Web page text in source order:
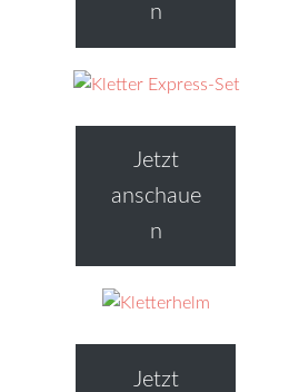
n
Jetzt
anschaue
n
Jetzt